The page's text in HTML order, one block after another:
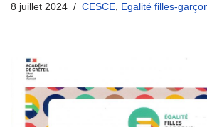
8 juillet 2024 CESCE Egalité filles-